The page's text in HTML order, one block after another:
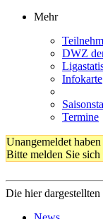
Mehr
DWZ
Infokarte
Termine
Unangemeldet
Bitte melden Sie sich
Die hier